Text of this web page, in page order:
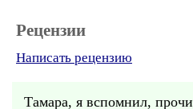
Рецензии
Написать рецензию
Тамара, я вспомнил,